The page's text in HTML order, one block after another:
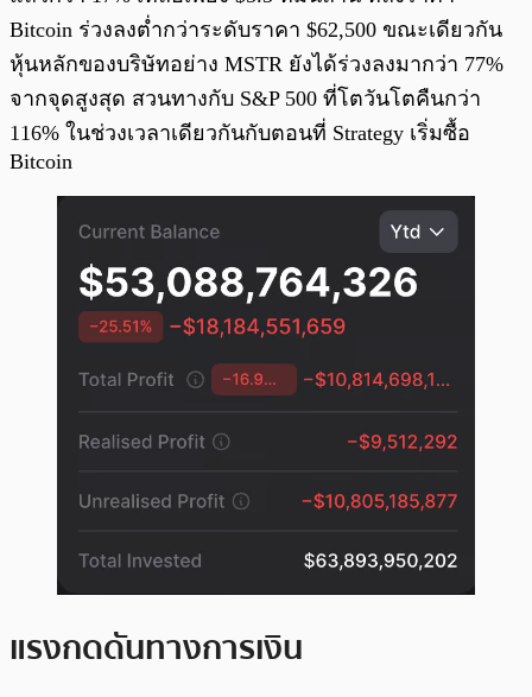
Bitcoin ร่วงลงต่ำกว่าระดับราคา $62,500 ขณะเดียวกัน
หุ้นหลักของบริษัทอย่าง MSTR ยังได้ร่วงลงมากว่า 77%
จากจุดสูงสุด สวนทางกับ S&P 500 ที่โตวันโตคืนกว่า
116% ในช่วงเวลาเดียวกันกับตอนที่ Strategy เริ่มซื้อ
Bitcoin
แรงกดดันทางการเงิน